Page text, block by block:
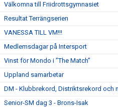
Välkomna till Friidrottsgymnasiet
Resultat Terrängserien
VANESSA TILL VM!!!
Medlemsdagar på Intersport
Vinst för Mondo i ”The Match”
Uppland samarbetar
DM - Klubbrekord, Distriktsrekord och
Senior-SM dag 3 - Brons-Isak